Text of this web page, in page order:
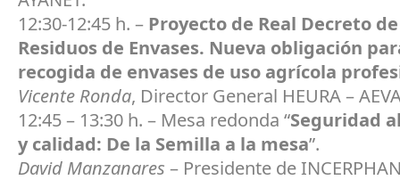
12:30-12:45 h. – Proyecto de Real Decreto
Residuos de Envases. Nueva obligación
recogida de envases de uso agrícola
Vicente Ronda, Director General HEURA –
12:45 – 13:30 h. – Mesa redonda “Seguridad
y calidad: De la Semilla a la mesa”.
David Manzanares – Presidente de